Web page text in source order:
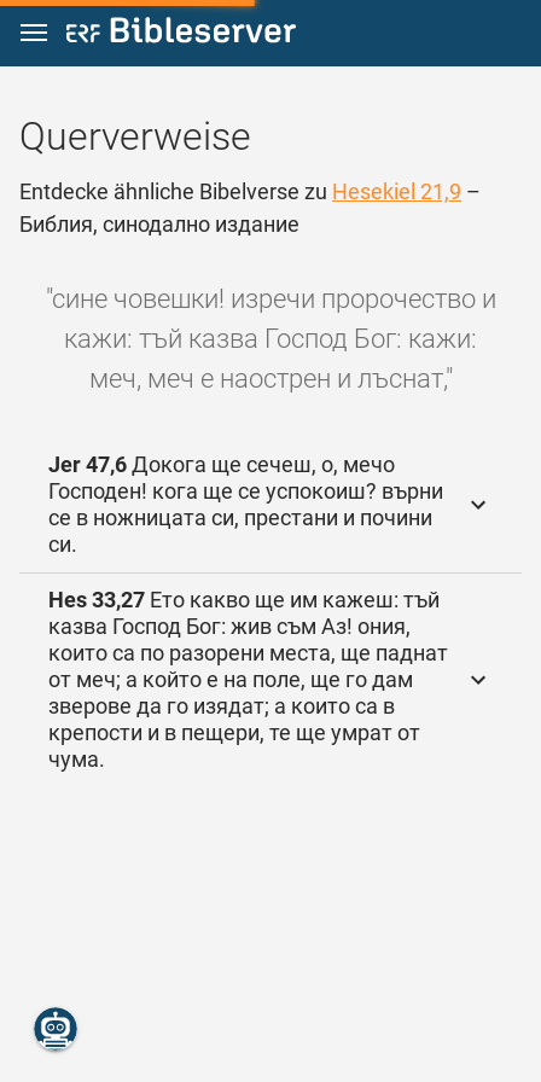
Zum Inhalt springen
Querverweise
Entdecke ähnliche Bibelverse zu Hesekiel 21,9 –
Библия, синодално издание
"сине човешки! изречи пророчество и
кажи: тъй казва Господ Бог: кажи:
меч, меч е наострен и лъснат,"
Jer 47,6Докога ще сечеш, о, мечо
Господен! кога ще се успокоиш? върни
се в ножницата си, престани и почини
си.
Hes 33,27 Ето какво ще им кажеш: тъй
казва Господ Бог: жив съм Аз! ония,
които са по разорени места, ще паднат
от меч; а който е на поле, ще го дам
зверове да го изядат; а които са в
крепости и в пещери, те ще умрат от
чума.